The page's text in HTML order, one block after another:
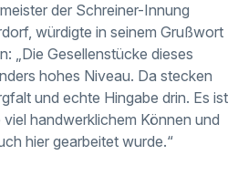
der Schreiner-Innung
würdigte in seinem Grußwort
„Die Gesellenstücke dieses
hohes Niveau. Da stecken
und echte Hingabe drin. Es ist
handwerklichem Können und
hier gearbeitet wurde.“